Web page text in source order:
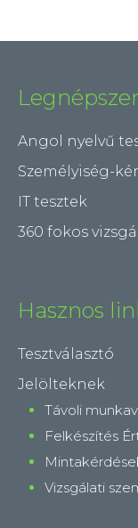
Angol nyelvű
Személyiség-
IT tesztek
360 fokos
Hasznos
Tesztválasztó
Jelölteknek
Távoli
Felkészítés
Vizsgálati